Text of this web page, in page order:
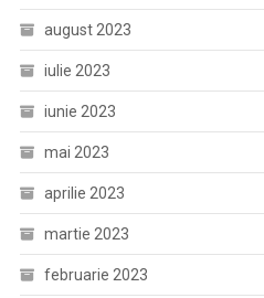
august 2023
iulie 2023
iunie 2023
mai 2023
aprilie 2023
martie 2023
februarie 2023